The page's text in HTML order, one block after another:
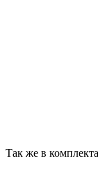
Так же в